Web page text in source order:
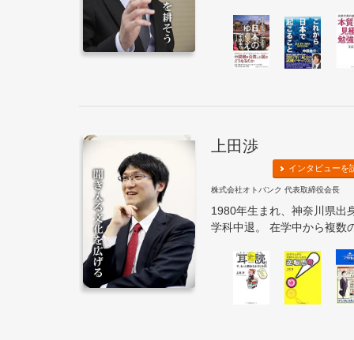
上田渉
インタビューを
株式会社オトバンク 代表取締役会長
1980年生まれ、神奈川県出
学科中退。 在学中から複数